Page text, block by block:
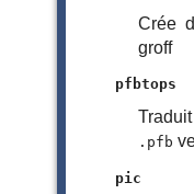
Crée
groff
pfbtops
.pfb
pic